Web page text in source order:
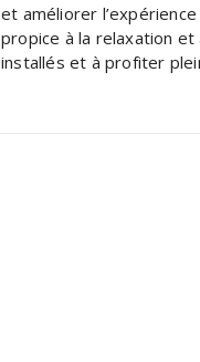
et améliorer
propice à la relaxation
installés et à profiter